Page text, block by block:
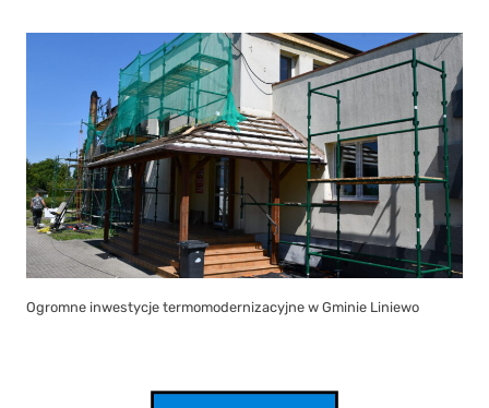
Ogromne inwestycje termomodernizacyjne w Gminie Liniewo